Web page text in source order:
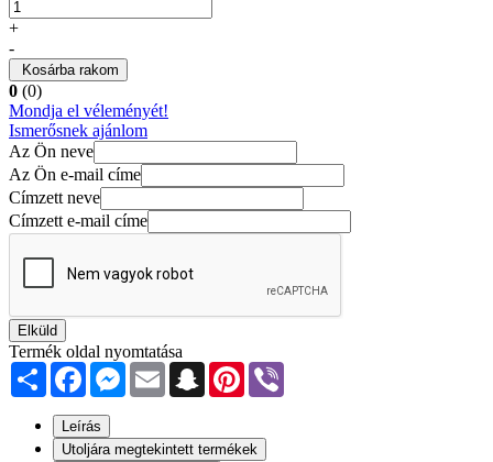
+
-
Kosárba rakom
0 (0)
Mondja el véleményét!
Ismerősnek ajánlom
Az Ön neve
Az Ön e-mail címe
Címzett neve
Címzett e-mail címe
Elküld
Termék oldal nyomtatása
Share FacebookMessenger
Email SnapchatPinterest
Leírás
Utoljára megtekintett termékek